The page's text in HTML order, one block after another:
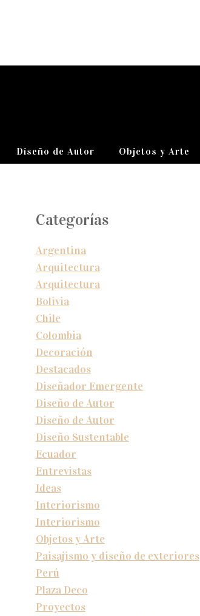
Diseño de Autor Objetos y Arte
Categorías
Argentina
Arquitectura
Arquitectura
Bolivia
Chile
Colombia
Decoración
Destacados
Diseñador Emergente
Diseño de Autor
Diseño de Autor
Diseño Sustentable
Ecuador
Entrevistas
Ideas
Interiorismo
Interiorismo
Objetos y Arte
Paisajismo y diseño de exteriores
Perú
Plaza Deco
Proyectos